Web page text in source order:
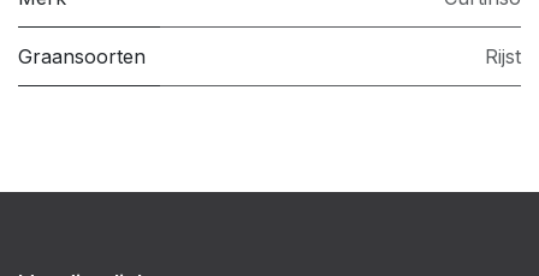
Graansoorten Rijst